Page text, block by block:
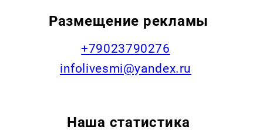
Размещение рекламы
+79023790276
infolivesmi@yandex.ru
Наша статистика